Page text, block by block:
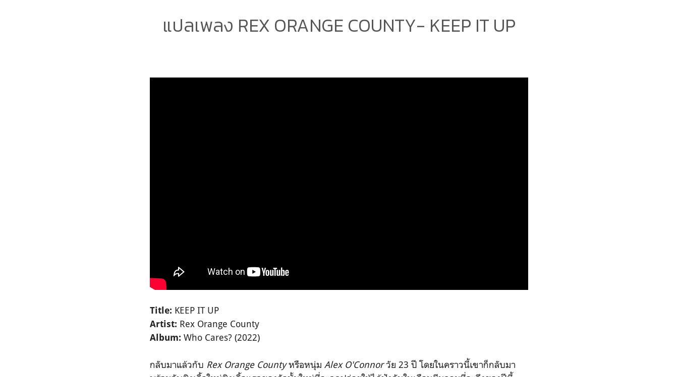
แปลเพลง REX ORANGE COUNTY- KEEP IT UP
Title: KEEP IT UP
Artist: Rex Orange County
Album: Who Cares? (2022)
กลับมาแล้วกับ Rex Orange Countyหรือหนุ่ม Alex O'Connorวัย 23 ปี โดยในคราวนี้เขาก็กลับมา